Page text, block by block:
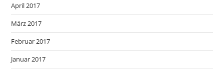
April 2017
März 2017
Februar 2017
Januar 2017